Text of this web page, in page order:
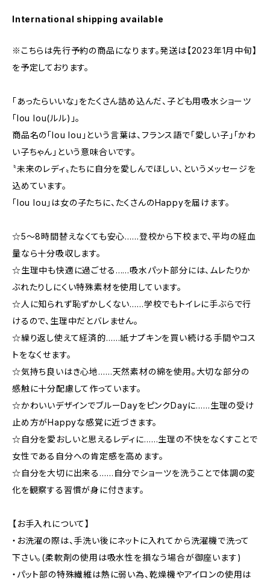
International shipping available
※こちらは先行予約の商品になります。発送は【2023年1月中旬】
を予定しております。
「あったらいいな」をたくさん詰め込んだ、子ども用吸水ショーツ
「lou lou(ルル)」。
商品名の「lou lou」という言葉は、フランス語で「愛しい子」「かわ
い子ちゃん」という意味合いです。
〝未来のレディ〟たちに自分を愛しんでほしい、というメッセージを
込めています。
「lou lou」は女の子たちに、たくさんのHappyを届けます。
☆5～8時間替えなくても安心……登校から下校まで、平均の経血
量なら十分吸収します。
☆生理中も快適に過ごせる……吸水パット部分には、ムレたりか
ぶれたりしにくい特殊素材を使用しています。
☆人に知られず恥ずかしくない……学校でもトイレに手ぶらで行
けるので、生理中だとバレません。
☆繰り返し使えて経済的……紙ナプキンを買い続ける手間やコス
トをなくせます。
☆気持ち良いはき心地……天然素材の綿を使用。大切な部分の
感触に十分配慮して作っています。
☆かわいいデザインでブルーDayをピンクDayに……生理の受け
止め方がHappyな感覚に近づきます。
☆自分を愛おしいと思えるレディに……生理の不快をなくすことで
女性である自分への肯定感を高めます。
☆自分を大切に出来る……自分でショーツを洗うことで体調の変
化を観察する習慣が身に付きます。
【お手入れについて】
・お洗濯の際は、手洗い後にネットに入れてから洗濯機で洗って
下さい。(柔軟剤の使用は吸水性を損なう場合が御座います)
・パット部の特殊繊維は熱に弱い為、乾燥機やアイロンの使用は